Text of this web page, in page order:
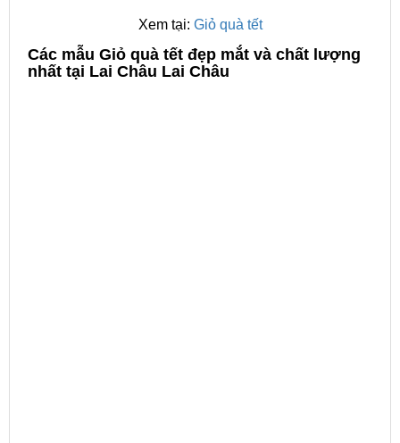
Xem tại: Giỏ quà tết
Các mẫu Giỏ quà tết đẹp mắt và chất lượng
nhất tại Lai Châu Lai Châu